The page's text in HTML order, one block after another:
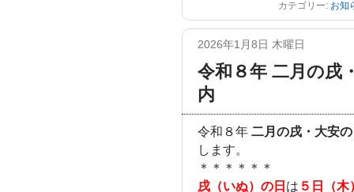
カテゴリー: お知
2026年1月8日 木曜日
令和８年 二月の戌
内
令和８年 二月の戌・大安
します。
＊＊＊＊＊＊
戌（いぬ）の日 は ５日（